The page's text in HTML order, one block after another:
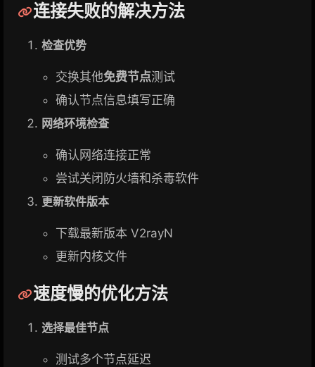
连接失败的解决方法
检查优势
交换其他免费节点测试
确认节点信息填写正确
网络环境检查
确认网络连接正常
尝试关闭防火墙和杀毒软件
更新软件版本
下载最新版本 V2rayN
更新内核文件
速度慢的优化方法
选择最佳节点
测试多个节点延迟